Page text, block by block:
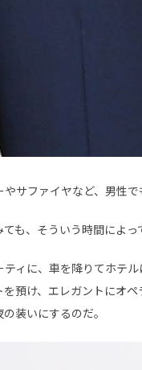
やサファイヤなど、男性
ても、そういう時間によ
ティに、車を降りてホテ
を預け、エレガントにオ
装いにするのだ。